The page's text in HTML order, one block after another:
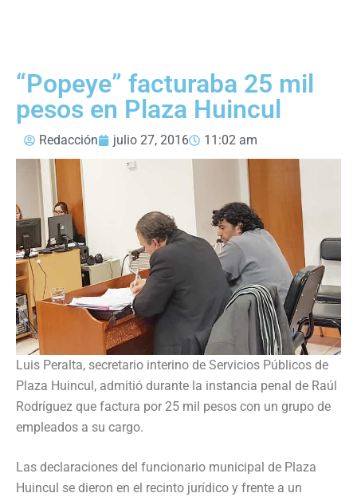
“Popeye” facturaba 25 mil
pesos en Plaza Huincul
Redacción julio 27, 2016 11:02 am
Luis Peralta, secretario interino de Servicios Públicos de
Plaza Huincul, admitió durante la instancia penal de Raúl
Rodríguez que factura por 25 mil pesos con un grupo de
empleados a su cargo.
Las declaraciones del funcionario municipal de Plaza
Huincul se dieron en el recinto jurídico y frente a un